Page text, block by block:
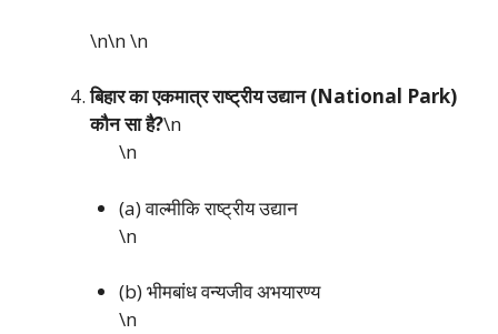
\n\n\n
बिहार का एकमात्र राष्ट्रीय उद्यान (National Park)
कौन सा है?\n
\n
(a) वाल्मीकि राष्ट्रीय उद्यान
\n
(b) भीमबांध वन्यजीव अभयारण्य
\n